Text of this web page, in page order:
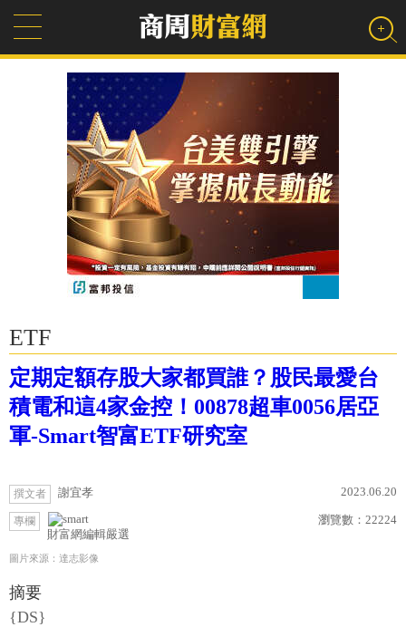
ETF
定期定額存股大家都買誰？股民最愛台
積電和這4家金控！00878超車0056居亞
軍-Smart智富ETF研究室
撰文者 謝宜孝 2023.06.20
專欄
財富網編輯嚴選
瀏覽數： 22224
圖片來源：達志影像
摘要
{DS}